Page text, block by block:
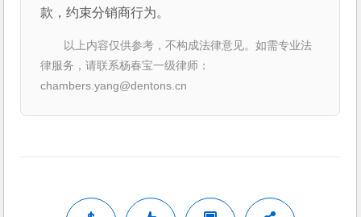
款，约束分销商行为。
以上内容仅供参考，不构成法律意见。如需专业法
律服务，请联系杨春宝一级律师：
chambers.yang@dentons.cn